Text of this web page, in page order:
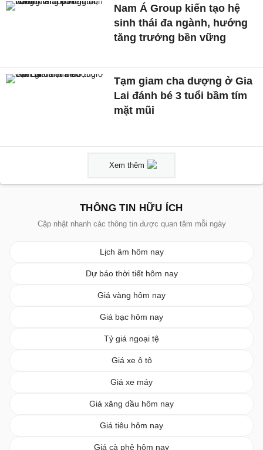
Nam Á Group kiến tạo hệ
sinh thái đa ngành, hướng
tăng trưởng bền vững
Tạm giam cha dượng ở Gia
Lai đánh bé 3 tuổi bầm tím
mặt mũi
Xem thêm
THÔNG TIN HỮU ÍCH
Cập nhật nhanh các thông tin được quan tâm mỗi ngày
Lịch âm hôm nay
Dự báo thời tiết hôm nay
Giá vàng hôm nay
Giá bạc hôm nay
Tỷ giá ngoại tệ
Giá xe ô tô
Giá xe máy
Giá xăng dầu hôm nay
Giá tiêu hôm nay
Giá cà phê hôm nay